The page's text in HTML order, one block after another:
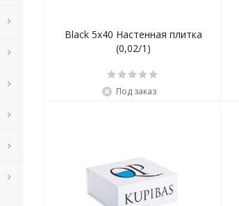
Black 5x40 Настенная плитка
(0,02/1)
Под заказ